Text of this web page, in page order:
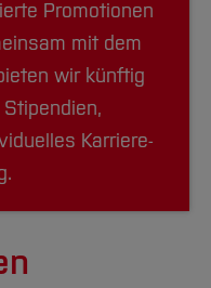
Promotionen
mit dem
wir künftig
Karriere-